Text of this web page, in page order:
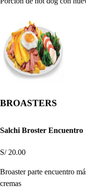
BROASTERS
Salchi Broster Encuentro
S/ 20.00
Broaster parte encuentro
cremas